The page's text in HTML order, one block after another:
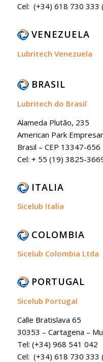
Cel: (+34) 618 730 333
VENEZUELA
Lubritech Venezuela
BRASIL
Lubritech do Brasil
Alameda Plutão, 235
American Park
Brasil – CEP 13347-656
Cel: + 55 (19) 3825-
ITALIA
Sicelub Italia
COLOMBIA
Sicelub Colombia Ltda
PORTUGAL
Sicelub Portugal
Calle Bratislava 65
30353 – Cartagena –
Tel: (+34) 968 541 042
Cel: (+34) 618 730 333